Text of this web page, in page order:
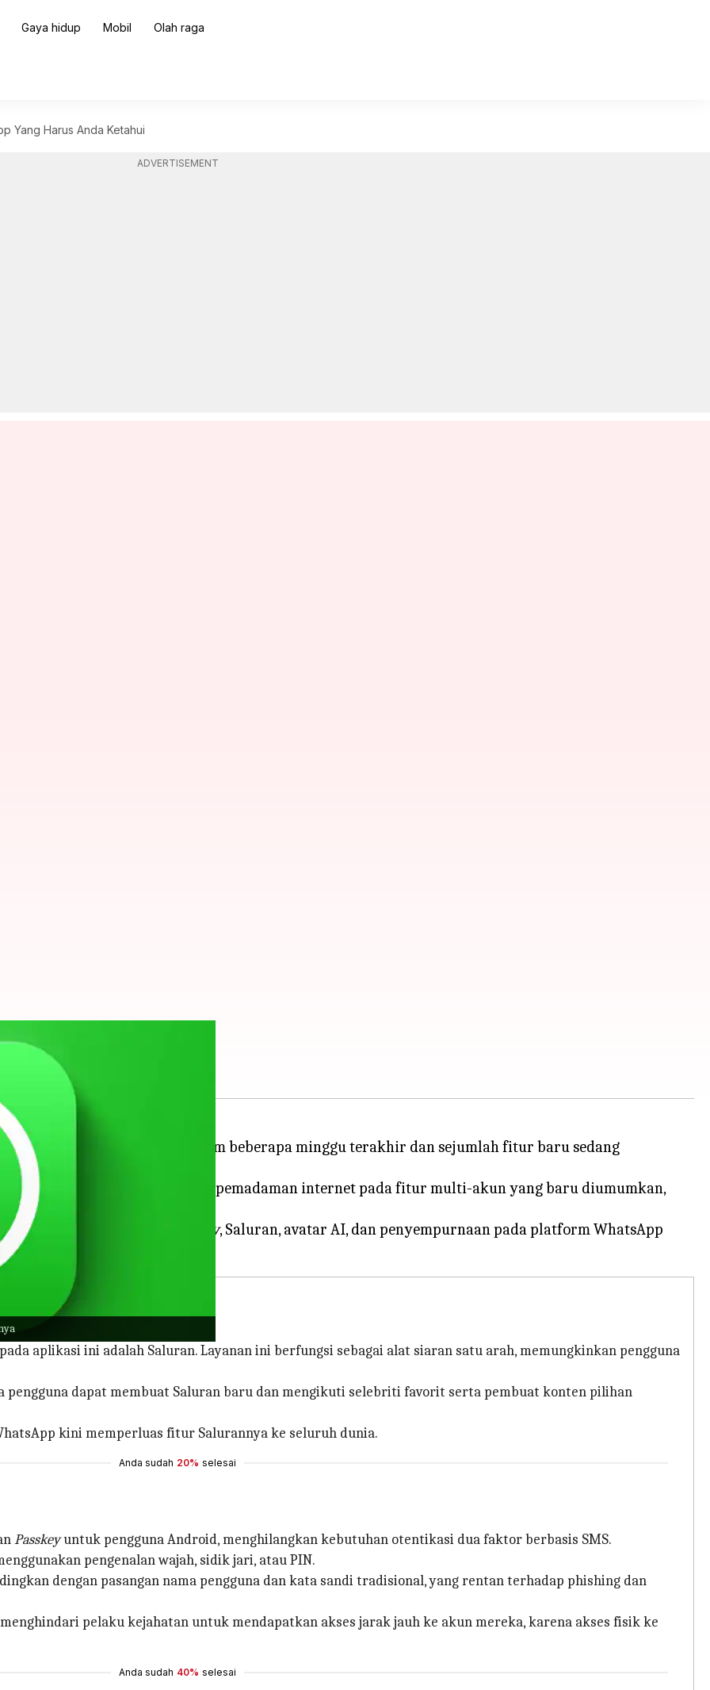
Gaya hidup Mobil Olah raga
Yang Harus Anda Ketahui
ADVERTISEMENT
Anda Ketahui
untuk penggunanya dalam beberapa minggu terakhir dan sejumlah fitur baru sedang
untuk menghindari pemadaman internet pada fitur multi-akun yang baru diumumkan,
pesat.
baru-baru ini:
Passkey, Saluran, avatar AI, dan penyempurnaan pada platform WhatsApp
aplikasi ini adalah Saluran. Layanan ini berfungsi sebagai alat siaran satu arah, memungkinkan pengguna
pengguna dapat membuat Saluran baru dan mengikuti selebriti favorit serta pembuat konten pilihan
kini memperluas fitur Salurannya ke seluruh dunia.
Anda sudah 20% selesai
Passkeyuntuk pengguna Android, menghilangkan kebutuhan otentikasi dua faktor berbasis SMS.
pengenalan wajah, sidik jari, atau PIN.
dengan pasangan nama pengguna dan kata sandi tradisional, yang rentan terhadap phishing dan
pelaku kejahatan untuk mendapatkan akses jarak jauh ke akun mereka, karena akses fisik ke
Anda sudah 40% selesai